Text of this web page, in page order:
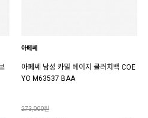
아페쎄
아페쎄 남성 카밀 베이지 클러치백 COE
YO M63537 BAA
273,000원